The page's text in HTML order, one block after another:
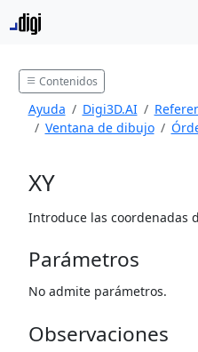
Contenidos
Ayuda Digi3D.AI
Ventana de dibujo
XY
Introduce las coordenadas
Parámetros
No admite parámetros.
Observaciones